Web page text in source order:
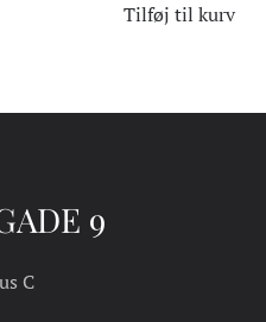
Tilføj til kurv
9
C